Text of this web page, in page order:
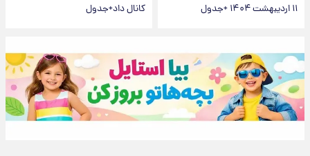
۱۱ اردیبهشت ۱۴۰۴ +جدول
کانال داد+جدول